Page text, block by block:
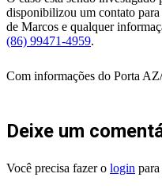
disponibilizou um contato
de Marcos e qualquer
(86) 99471-4959.
Com informações do Porta
Deixe um
Você precisa fazer o login